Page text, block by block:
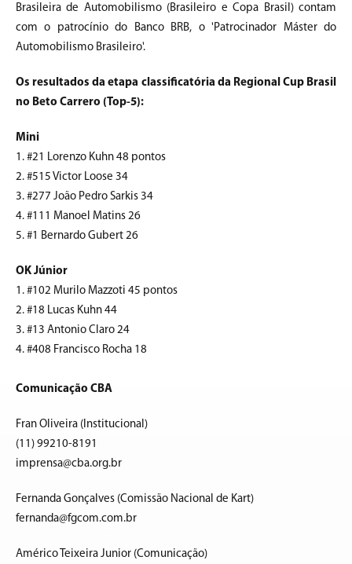
Brasileira de Automobilismo (Brasileiro e Copa Brasil) contam
com o patrocínio do Banco BRB, o 'Patrocinador Máster do
Automobilismo Brasileiro'.
Os resultados da etapa classificatória da Regional Cup Brasil
no Beto Carrero (Top-5):
Mini
1. #21 Lorenzo Kuhn 48 pontos
2. #515 Victor Loose 34
3. #277 João Pedro Sarkis 34
4. #111 Manoel Matins 26
5. #1 Bernardo Gubert 26
OK Júnior
1. #102 Murilo Mazzoti 45 pontos
2. #18 Lucas Kuhn 44
3. #13 Antonio Claro 24
4. #408 Francisco Rocha 18
Comunicação CBA
Fran Oliveira (Institucional)
(11) 99210-8191
imprensa@cba.org.br
Fernanda Gonçalves (Comissão Nacional de Kart)
fernanda@fgcom.com.br
Américo Teixeira Junior (Comunicação)